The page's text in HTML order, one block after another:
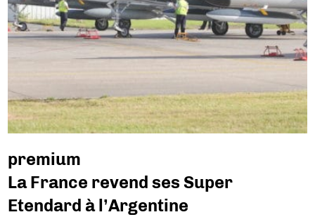
premium
La France revend ses Super
Etendard à l’Argentine